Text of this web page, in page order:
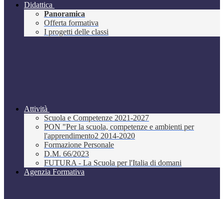
Didattica
Panoramica
Offerta formativa
I progetti delle classi
Attività
Scuola e Competenze 2021-2027
PON "Per la scuola, competenze e ambienti per
l'apprendimento2 2014-2020
Formazione Personale
D.M. 66/2023
FUTURA - La Scuola per l'Italia di domani
Agenzia Formativa